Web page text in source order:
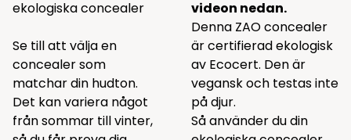
ekologiska concealer
Se till att välja en
concealer som
matchar din hudton.
Det kan variera något
från sommar till vinter,
videon nedan.
Denna ZAO concealer
är certifierad ekologisk
av Ecocert. Den är
vegansk och testas inte
på djur.
Så använder du din